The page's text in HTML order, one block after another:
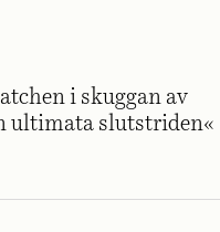
i skuggan av
ultimata slutstriden«